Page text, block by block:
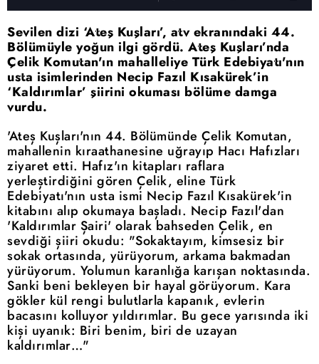
Sevilen dizi ‘Ateş Kuşları’, atv ekranındaki 44.
Bölümüyle yoğun ilgi gördü. Ateş Kuşları’nda
Çelik Komutan'ın mahalleliye Türk Edebiyatı'nın
usta isimlerinden Necip Fazıl Kısakürek’in
‘Kaldırımlar’ şiirini okuması bölüme damga
vurdu.
'Ateş Kuşları'nın 44. Bölümünde Çelik Komutan,
mahallenin kıraathanesine uğrayıp Hacı Hafızları
ziyaret etti. Hafız'ın kitapları raflara
yerleştirdiğini gören Çelik, eline Türk
Edebiyatı'nın usta ismi Necip Fazıl Kısakürek'in
kitabını alıp okumaya başladı. Necip Fazıl'dan
'Kaldırımlar Şairi' olarak bahseden Çelik, en
sevdiği şiiri okudu: "Sokaktayım, kimsesiz bir
sokak ortasında, yürüyorum, arkama bakmadan
yürüyorum. Yolumun karanlığa karışan noktasında.
Sanki beni bekleyen bir hayal görüyorum. Kara
gökler kül rengi bulutlarla kapanık, evlerin
bacasını kolluyor yıldırımlar. Bu gece yarısında iki
kişi uyanık: Biri benim, biri de uzayan
kaldırımlar…"